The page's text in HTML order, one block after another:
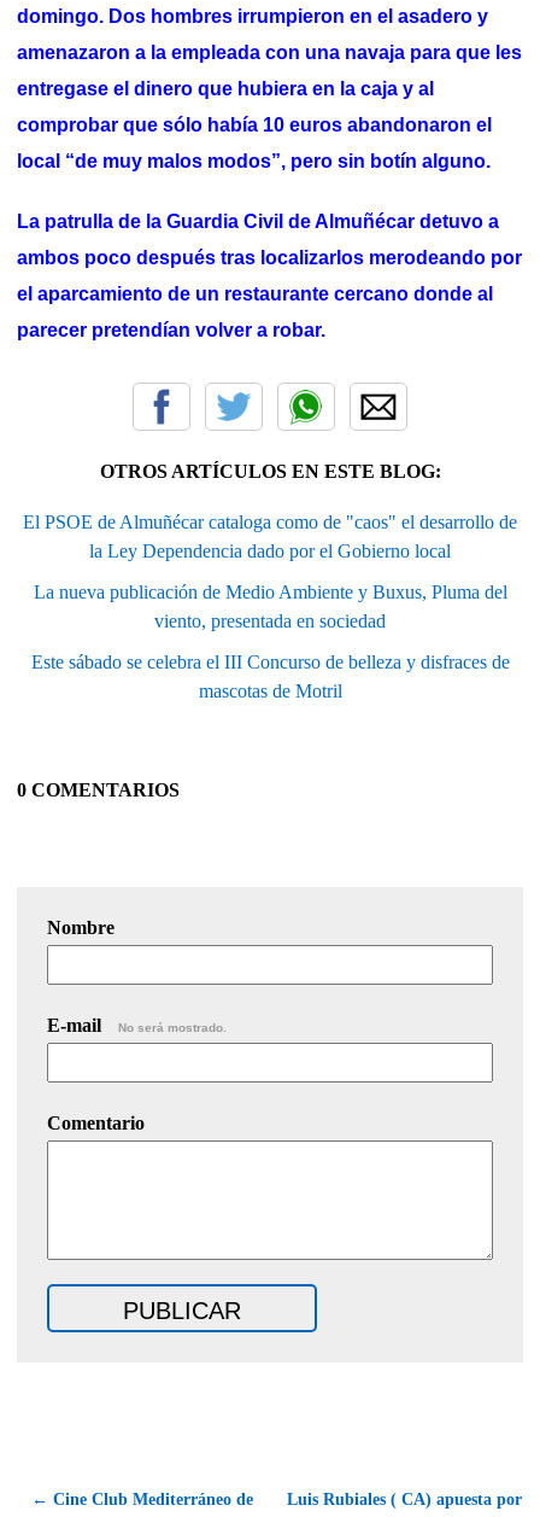
domingo. Dos hombres irrumpieron en el asadero y
amenazaron a la empleada con una navaja para que les
entregase el dinero que hubiera en la caja y al
comprobar que sólo había 10 euros abandonaron el
local “de muy malos modos”, pero sin botín alguno.
La patrulla de la Guardia Civil de Almuñécar detuvo a
ambos poco después tras localizarlos merodeando por
el aparcamiento de un restaurante cercano donde al
parecer pretendían volver a robar.
OTROS ARTÍCULOS EN ESTE BLOG:
El PSOE de Almuñécar cataloga como de "caos" el desarrollo de
la Ley Dependencia dado por el Gobierno local
La nueva publicación de Medio Ambiente y Buxus, Pluma del
viento, presentada en sociedad
Este sábado se celebra el III Concurso de belleza y disfraces de
mascotas de Motril
0 COMENTARIOS
Nombre
E-mail No será mostrado.
Comentario
← Cine Club Mediterráneo de Luis Rubiales ( CA) apuesta por